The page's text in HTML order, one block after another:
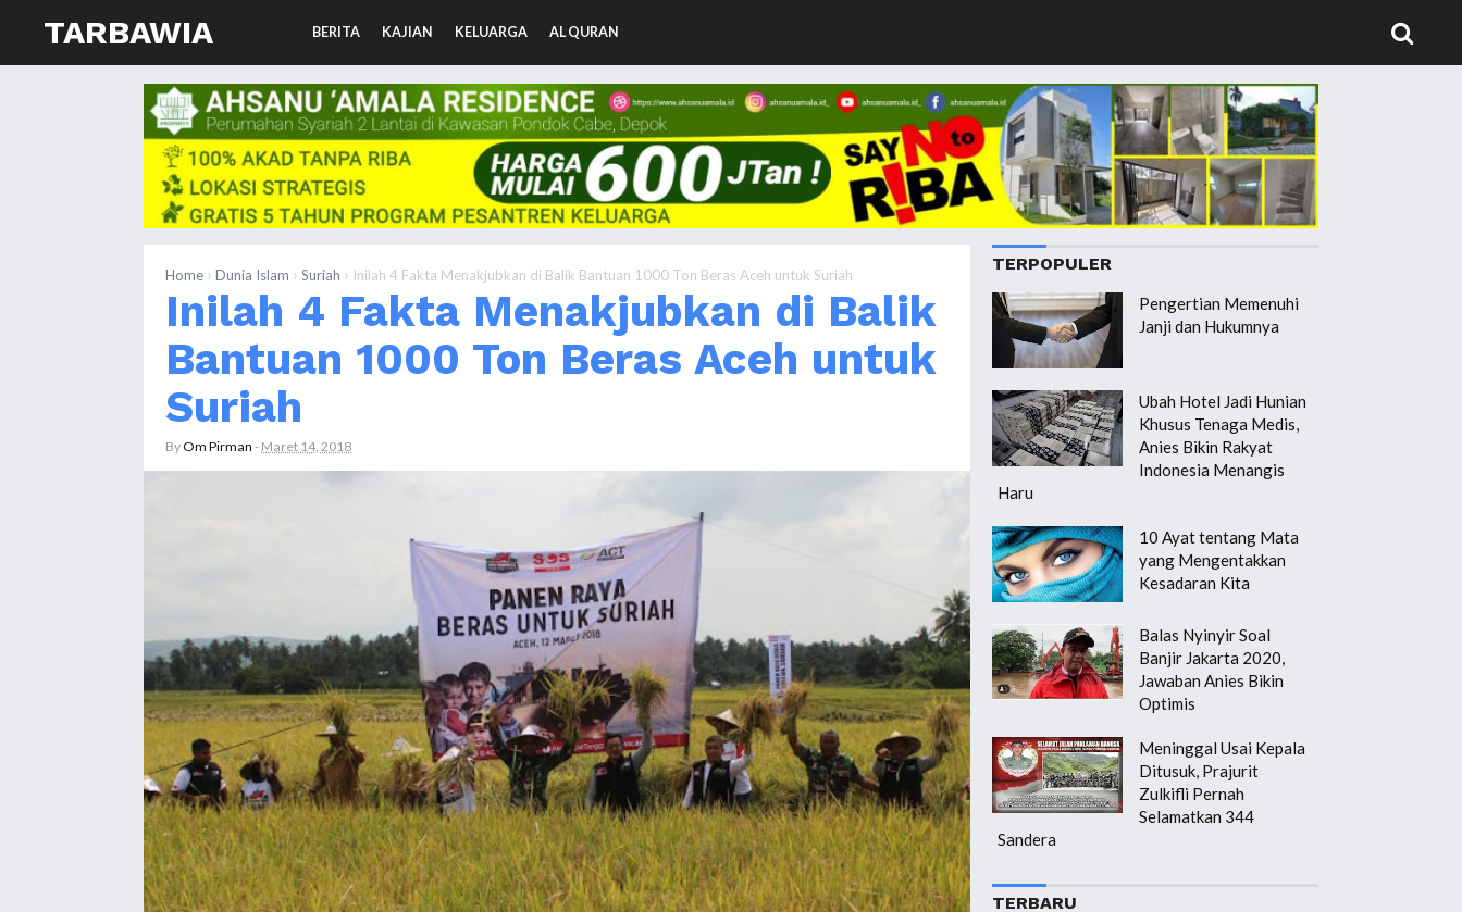
TARBAWIA BERITA KAJIAN KELUARGA AL QURAN
Home › Dunia Islam › Suriah › Inilah 4 Fakta Menakjubkan di Balik Bantuan 1000 Ton Beras Aceh untuk Suriah
Inilah 4 Fakta Menakjubkan di Balik
Bantuan 1000 Ton Beras Aceh untuk
Suriah
ByOm Pirman - Maret 14, 2018
TERPOPULER
Pengertian Memenuhi
Janji dan Hukumnya
Ubah Hotel Jadi Hunian
Khusus Tenaga Medis,
Anies Bikin Rakyat
Indonesia Menangis
Haru
10 Ayat tentang Mata
yang Mengentakkan
Kesadaran Kita
Balas Nyinyir Soal
Banjir Jakarta 2020,
Jawaban Anies Bikin
Optimis
Meninggal Usai Kepala
Ditusuk, Prajurit
Zulkifli Pernah
Selamatkan 344
Sandera
TERBARU